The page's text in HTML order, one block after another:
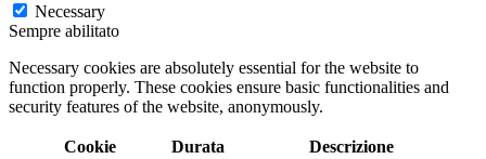
Necessary
Sempre abilitato
Necessary cookies are absolutely essential for the website to
function properly. These cookies ensure basic functionalities and
security features of the website, anonymously.
Cookie Durata Descrizione